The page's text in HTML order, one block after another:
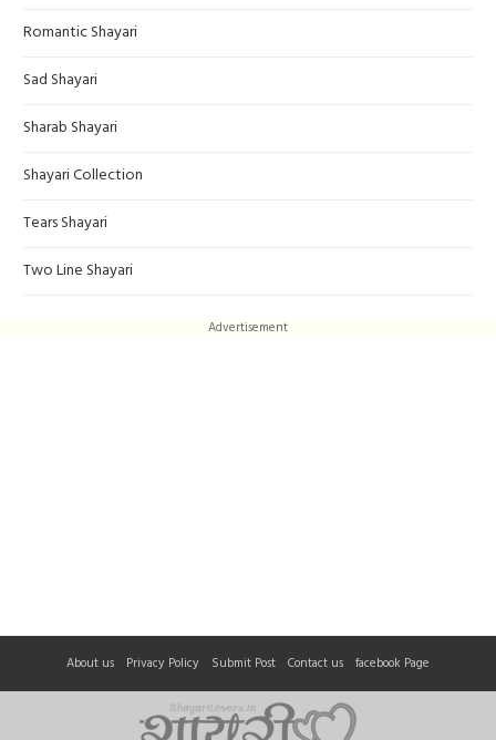
Romantic Shayari
Sad Shayari
Sharab Shayari
Shayari Collection
Tears Shayari
Two Line Shayari
Advertisement
About us Privacy Policy Submit Post Contact us facebook Page